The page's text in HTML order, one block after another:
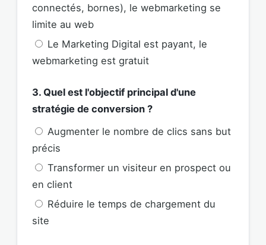
connectés, bornes), le webmarketing se
limite au web
Le Marketing Digital est payant, le
webmarketing est gratuit
3. Quel est l'objectif principal d'une
stratégie de conversion ?
Augmenter le nombre de clics sans but
précis
Transformer un visiteur en prospect ou
en client
Réduire le temps de chargement du
site